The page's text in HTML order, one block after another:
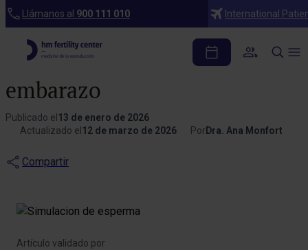
Llámanos al 900 111 010 International
Blog
Teratozoospermia: qué
es y cuándo afecta al
embarazo
Publicado el 13 de enero de 2026
Actualizado el 12 de marzo de 2026 Por Dra. Ana Monfort
Compartir
Artículo validado por